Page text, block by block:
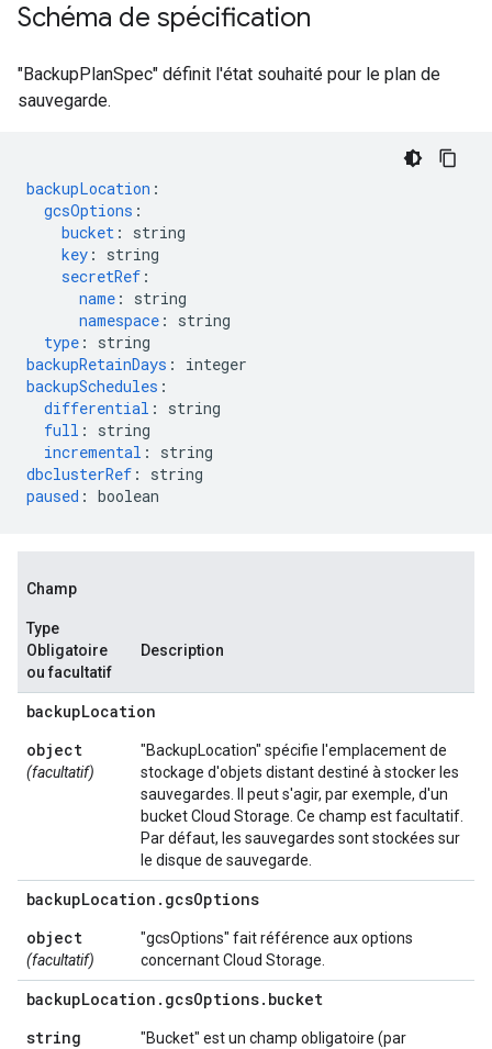
Schéma de spécification
"BackupPlanSpec" définit l'état souhaité pour le plan de
sauvegarde.
backupLocation :
gcsOptions :
bucket :
string
key :
string
secretRef :
name :
string
namespace :
string
type :
string
backupRetainDays :
integer
backupSchedules :
differential :
string
full :
string
incremental :
string
dbclusterRef :
string
paused : boolean
Champ
Type
Obligatoire
ou facultatif
Description
backupLocation
object
(facultatif)
"BackupLocation" spécifie l'emplacement de
stockage d'objets distant destiné à stocker les
sauvegardes. Il peut s'agir, par exemple, d'un
bucket Cloud Storage. Ce champ est facultatif.
Par défaut, les sauvegardes sont stockées sur
le disque de sauvegarde.
backupLocation . gcsOptions
object
(facultatif)
"gcsOptions" fait référence aux options
concernant Cloud Storage.
backupLocation . gcsOptions. bucket
string
"Bucket" est un champ obligatoire (par